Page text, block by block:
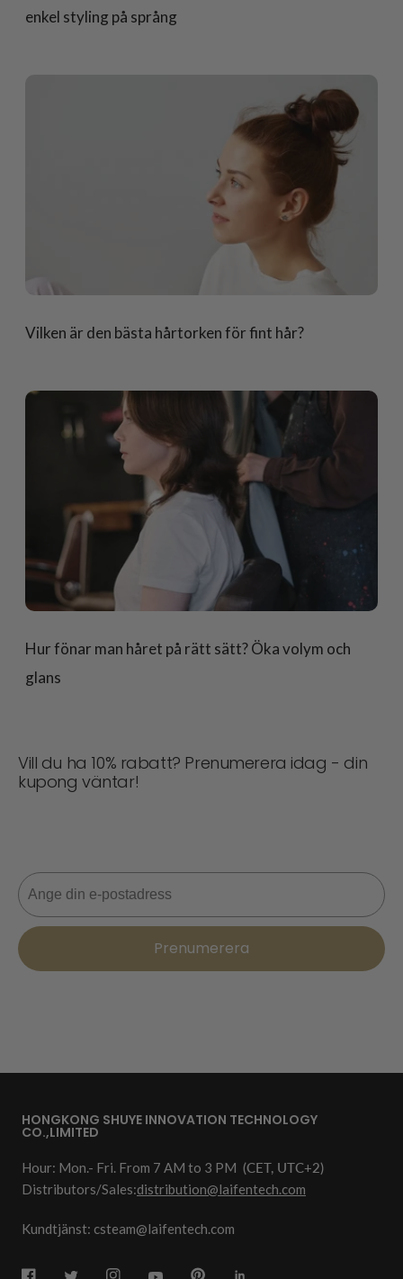
enkel styling på språng
Vilken är den bästa hårtorken för fint hår?
Hur fönar man håret på rätt sätt? Öka volym och
glans
Vill du ha 10% rabatt? Prenumerera idag - din
kupong väntar!
E-post
Prenumerera
HONGKONG SHUYE INNOVATION TECHNOLOGY
CO.,LIMITED
Hour: Mon.- Fri. From 7 AM to 3 PM (CET, UTC+2)
Distributors/Sales:distribution@laifentech.com
Kundtjänst: csteam@laifentech.com